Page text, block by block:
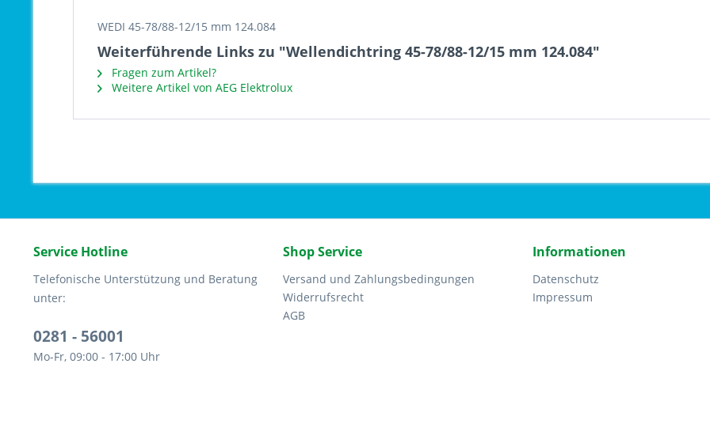
WEDI 45-78/88-12/15 mm 124.084
Weiterführende Links zu "Wellendichtring 45-78/88-12/15 mm 124.084"
Fragen zum Artikel?
Weitere Artikel von AEG Elektrolux
Service Hotline
Telefonische Unterstützung und Beratung
unter:
0281 - 56001
Mo-Fr, 09:00 - 17:00 Uhr
Shop Service
Versand und Zahlungsbedingungen
Widerrufsrecht
AGB
Informationen
Datenschutz
Impressum